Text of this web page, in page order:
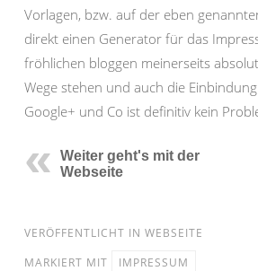
Vorlagen, bzw. auf der eben
direkt einen Generator für das
fröhlichen bloggen meinerseits
Wege stehen und auch die
Google+ und Co ist definitiv kein
Weiter geht's mit der
Webseite
VERÖFFENTLICHT IN WEBSEITE
MARKIERT MIT
IMPRESSUM